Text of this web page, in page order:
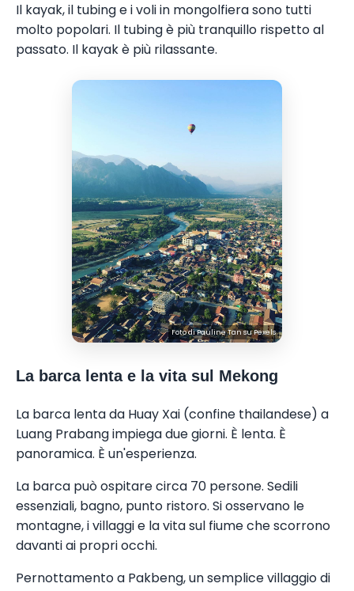
Il kayak, il tubing e i voli in mongolfiera sono tutti
molto popolari. Il tubing è più tranquillo rispetto al
passato. Il kayak è più rilassante.
Foto diPauline TansuPexels
La barca lenta e la vita sul Mekong
La barca lenta da Huay Xai (confine thailandese) a
Luang Prabang impiega due giorni. È lenta. È
panoramica. È un'esperienza.
La barca può ospitare circa 70 persone. Sedili
essenziali, bagno, punto ristoro. Si osservano le
montagne, i villaggi e la vita sul fiume che scorrono
davanti ai propri occhi.
Pernottamento a Pakbeng, un semplice villaggio di